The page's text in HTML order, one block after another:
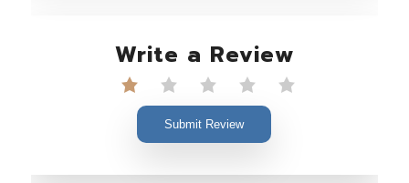
Write a Review
Submit Review